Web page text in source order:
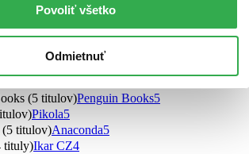
Povoliť všetko
Odmietnuť
(17 titulov)Albatros CZ17
pedagogické nakladateľstvo - Mladé letá (12
(5 titulov)Penguin Books5
Pikola5
(5 titulov)Anaconda5
tituly)Ikar CZ4